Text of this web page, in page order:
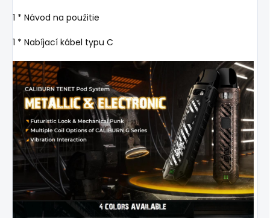
1 * Návod na použitie
1 * Nabíjací kábel typu C